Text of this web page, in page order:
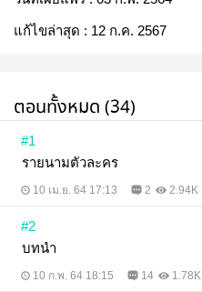
แก้ไขล่าสุด : 12 ก.ค. 2567
ตอนทั้งหมด (34)
#1
รายนามตัวละคร
10 เม.ย. 64 17:13 2 2.94K
#2
บทนำ
10 ก.พ. 64 18:15 14 1.78K